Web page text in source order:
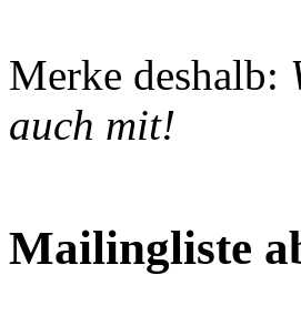
Merke deshalb:
auch mit!
Mailingliste